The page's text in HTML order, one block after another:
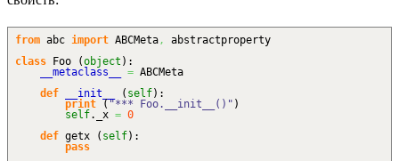
from abc import ABCMeta,
abstractproperty
class Foo (object ) :
__metaclass__
= ABCMeta
def
__init__ ( self) :
print
( "*** Foo.__init__()" )
self._x = 0
def getx ( self) :
pass